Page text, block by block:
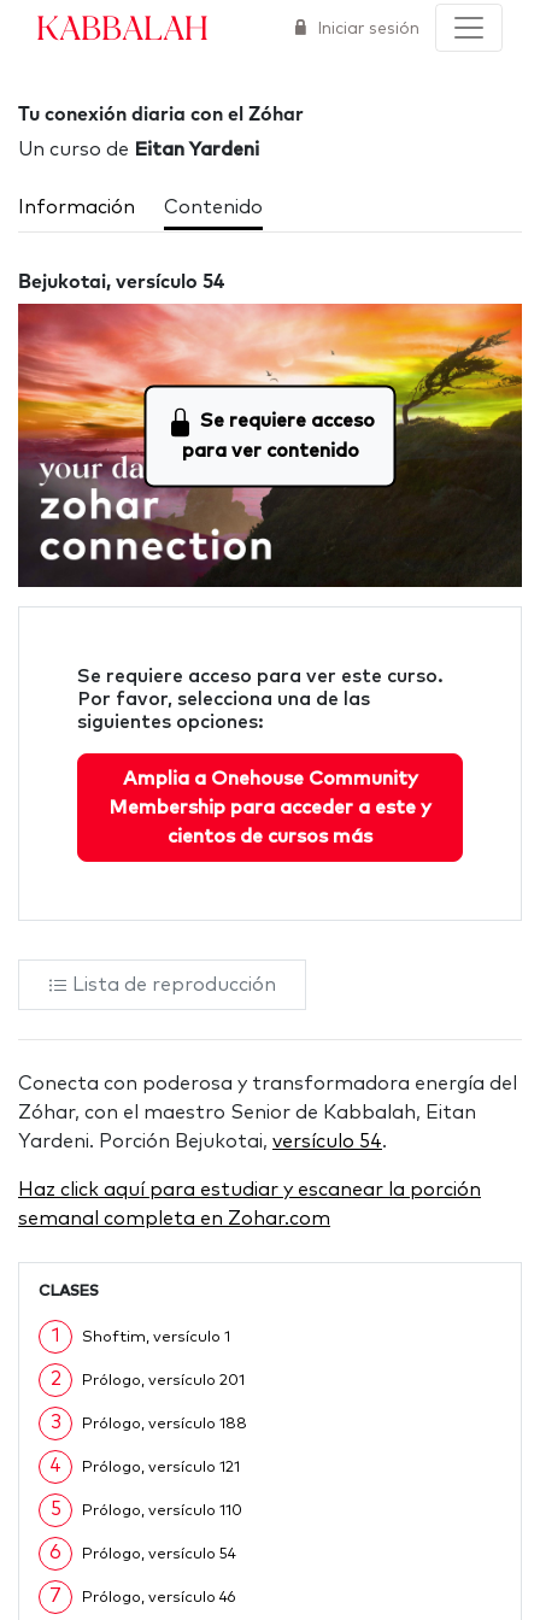
Kabbalah Iniciar sesión
Tu conexión diaria con el Zóhar
Un curso de Eitan Yardeni
Información Contenido
Bejukotai, versículo 54
Se requiere acceso
para ver contenido
Se requiere acceso para ver este curso.
Por favor, selecciona una de las
siguientes opciones:
Amplia a Onehouse Community
Membership para acceder a este y
cientos de cursos más
Lista de reproducción
Conecta con poderosa y transformadora energía del
Zóhar, con el maestro Senior de Kabbalah, Eitan
Yardeni. Porción Bejukotai, versículo 54.
Haz click aquí para estudiar y escanear la porción
semanal completa en Zohar.com
CLASES
1 Shoftim, versículo 1
2 Prólogo, versículo 201
3 Prólogo, versículo 188
4 Prólogo, versículo 121
5 Prólogo, versículo 110
6 Prólogo, versículo 54
7 Prólogo, versículo 46